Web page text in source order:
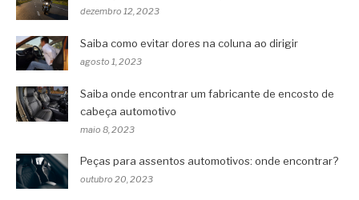
dezembro 12, 2023
Saiba como evitar dores na coluna ao dirigir
agosto 1, 2023
Saiba onde encontrar um fabricante de encosto de
cabeça automotivo
maio 8, 2023
Peças para assentos automotivos: onde encontrar?
outubro 20, 2023